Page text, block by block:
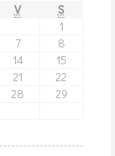
V
S
1
7
8
14
15
21
22
28
29